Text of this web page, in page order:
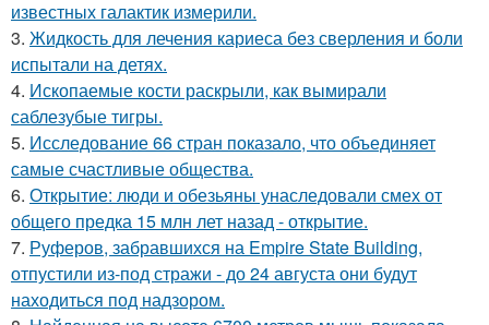
известных галактик измерили.
3. Жидкость для лечения кариеса без сверления и боли
испытали на детях.
4. Ископаемые кости раскрыли, как вымирали
саблезубые тигры.
5. Исследование 66 стран показало, что объединяет
самые счастливые общества.
6. Открытие: люди и обезьяны унаследовали смех от
общего предка 15 млн лет назад - открытие.
7. Руферов, забравшихся на Empire State Building,
отпустили из-под стражи - до 24 августа они будут
находиться под надзором.